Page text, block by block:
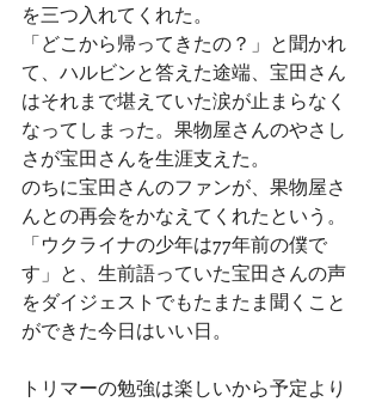
を三つ入れてくれた。
「どこから帰ってきたの？」と聞かれ
て、ハルビンと答えた途端、宝田さん
はそれまで堪えていた涙が止まらなく
なってしまった。果物屋さんのやさし
さが宝田さんを生涯支えた。
のちに宝田さんのファンが、果物屋さ
んとの再会をかなえてくれたという。
「ウクライナの少年は77年前の僕で
す」と、生前語っていた宝田さんの声
をダイジェストでもたまたま聞くこと
ができた今日はいい日。
トリマーの勉強は楽しいから予定より